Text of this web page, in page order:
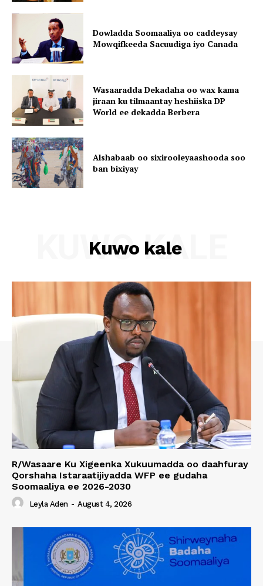
Dowladda Soomaaliya oo caddeysay
Mowqifkeeda Sacuudiga iyo Canada
Wasaaradda Dekadaha oo wax kama
jiraan ku tilmaantay heshiiska DP
World ee dekadda Berbera
Alshabaab oo sixirooleyaashooda soo
ban bixiyay
Kuwo kale
KUWO KALE
R/Wasaare Ku Xigeenka Xukuumadda oo daahfuray
Qorshaha Istaraatijiyadda WFP ee gudaha
Soomaaliya ee 2026-2030
Leyla Aden - August 4, 2026